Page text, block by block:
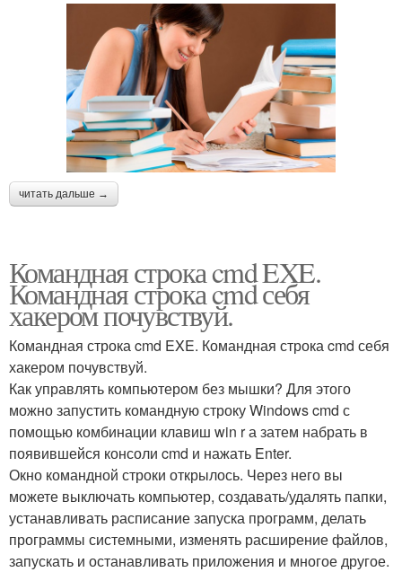
читать дальше →
Командная строка cmd EXE.
Командная строка cmd себя
хакером почувствуй.
Командная строка cmd EXE. Командная строка cmd себя
хакером почувствуй.
Как управлять компьютером без мышки? Для этого
можно запустить командную строку Windows cmd с
помощью комбинации клавиш win r а затем набрать в
появившейся консоли cmd и нажать Enter.
Окно командной строки открылось. Через него вы
можете выключать компьютер, создавать/удалять папки,
устанавливать расписание запуска программ, делать
программы системными, изменять расширение файлов,
запускать и останавливать приложения и многое другое.